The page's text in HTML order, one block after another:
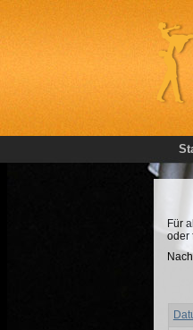
Für
oder